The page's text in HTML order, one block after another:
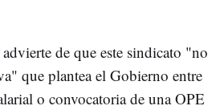
de que este sindicato "no
que plantea el Gobierno entre
o convocatoria de una OPE